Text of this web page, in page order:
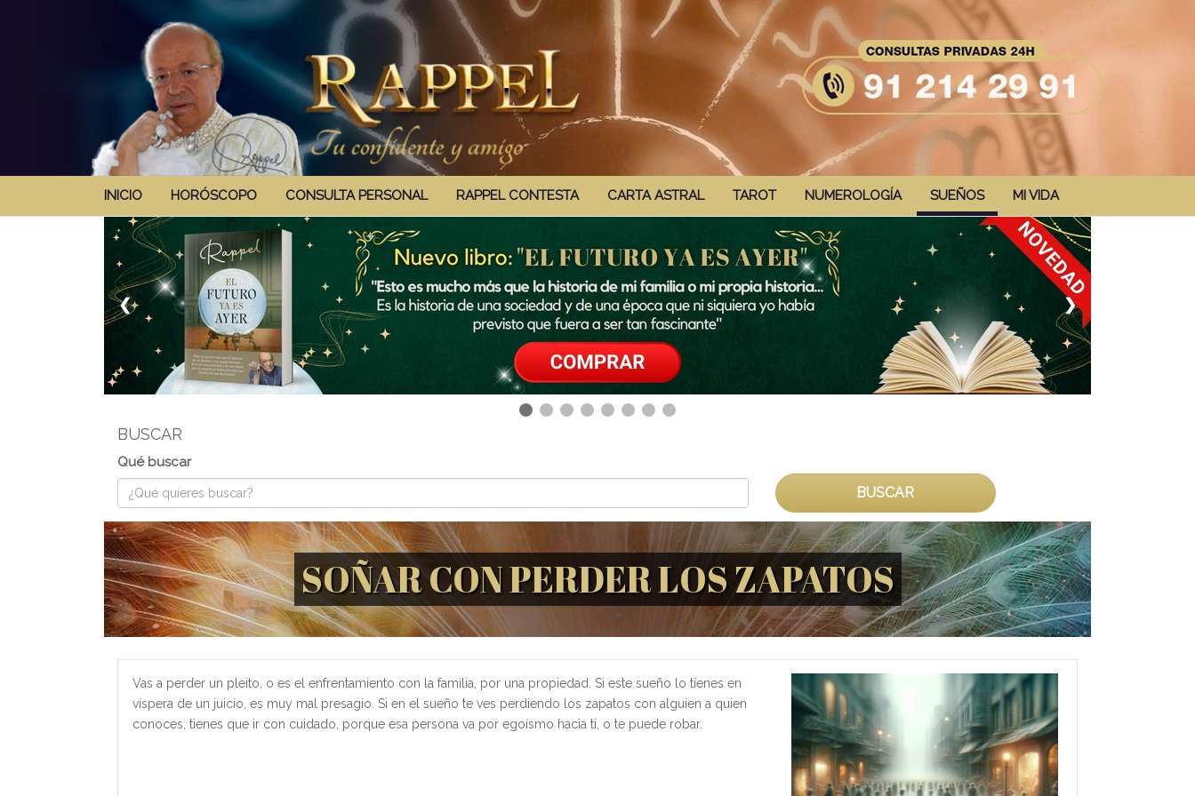
INICIO HORÓSCOPO CONSULTA PERSONAL RAPPEL CONTESTA CARTA ASTRAL TAROT NUMEROLOGÍA SUEÑOS MI VIDA
❮ ❯
BUSCAR
Qué buscar
BUSCAR
SOÑAR CON PERDER LOS ZAPATOS
Vas a perder un pleito, o es el enfrentamiento con la familia, por una propiedad. Si este sueño lo tienes en
víspera de un juicio, es muy mal presagio. Si en el sueño te ves perdiendo los zapatos con alguien a quien
conoces, tienes que ir con cuidado, porque esa persona va por egoísmo hacia ti, o te puede robar.